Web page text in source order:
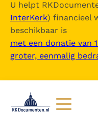
U helpt
InterKerk) financieel
beschikbaar is
met een donatie van
groter, eenmalig
Inhoudsopgave
uitklappen
- Inhoud
- HOOFDSTUK 1 In
Woord (8-30)
- HOOFDSTUK 2 De
en de uitdagingen van